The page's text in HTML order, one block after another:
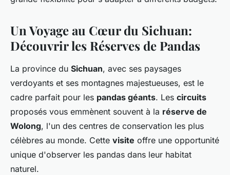
Un Voyage au Cœur du Sichuan:
Découvrir les Réserves de Pandas
La province du Sichuan, avec ses paysages
verdoyants et ses montagnes majestueuses, est le
cadre parfait pour les pandas géants. Les circuits
proposés vous emmènent souvent à la réserve de
Wolong, l'un des centres de conservation les plus
célèbres au monde. Cette visite offre une opportunité
unique d'observer les pandas dans leur habitat
naturel.